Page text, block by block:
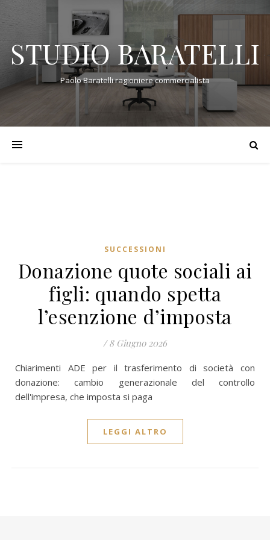
STUDIO BARATELLI
Paolo Baratelli ragioniere commercialista
SUCCESSIONI
Donazione quote sociali ai
figli: quando spetta
l’esenzione d’imposta
/ 8 Giugno 2026
Chiarimenti ADE per il trasferimento di società con
donazione: cambio generazionale del controllo
dell'impresa, che imposta si paga
LEGGI ALTRO